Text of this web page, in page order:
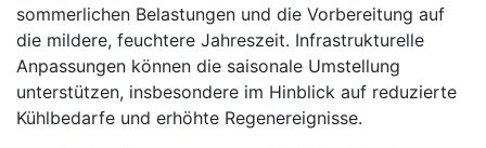
sommerlichen Belastungen und die Vorbereitung auf
die mildere, feuchtere Jahreszeit. Infrastrukturelle
Anpassungen können die saisonale Umstellung
unterstützen, insbesondere im Hinblick auf reduzierte
Kühlbedarfe und erhöhte Regenereignisse.